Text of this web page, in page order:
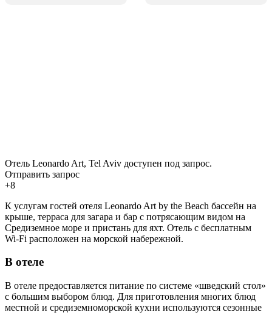
Отель Leonardo Art, Tel Aviv доступен под запрос.
Отправить запрос
+8
К услугам гостей отеля Leonardo Art by the Beach бассейн на
крыше, терраса для загара и бар с потрясающим видом на
Средиземное море и пристань для яхт. Отель с бесплатным
Wi-Fi расположен на морской набережной.
В отеле
В отеле предоставляется питание по системе «шведский стол»
с большим выбором блюд. Для приготовления многих блюд
местной и средиземноморской кухни используются сезонные